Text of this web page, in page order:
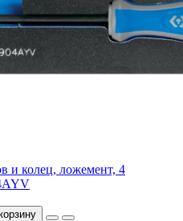
и колец, ложемент, 4